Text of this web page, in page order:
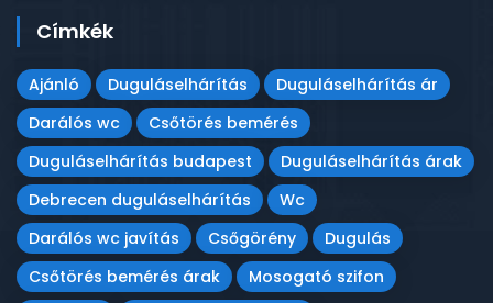
Címkék
Ajánló Duguláselhárítás
Duguláselhárítás ár
Darálós wc
Csőtörés bemérés
Duguláselhárítás budapest
Duguláselhárítás árak
Debrecen duguláselhárítás
Wc
Darálós wc javítás
Csőgörény
Dugulás
Csőtörés bemérés árak
Mosogató szifon